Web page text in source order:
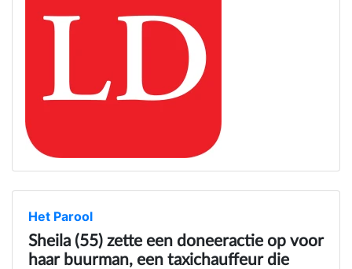
Het Parool
Sheila (55) zette een doneeractie op voor
haar buurman, een taxichauffeur die